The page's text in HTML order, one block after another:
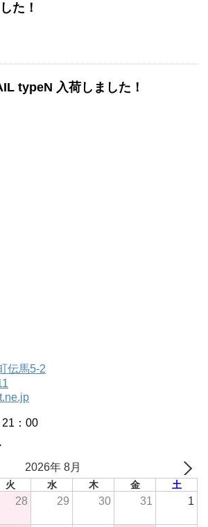
た！
typeN 入荷しました！
伝馬5-2
：00
2026年 8月
火 水 木 金 土
28 29 30 31 1